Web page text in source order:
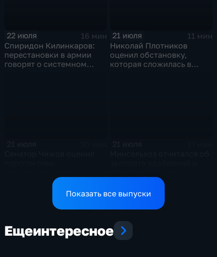
22 июля
16 мин
Спиридон Килинкаров:
перестановки в армии
говорят о системном
21 июля
11 мин
Николай Плотников
оценил обстановку,
которая сложилась в
конфликтов на Ближнем
Востоке и диалог с
аграриев топливом
Показать все выпуски
Ещеинтересное